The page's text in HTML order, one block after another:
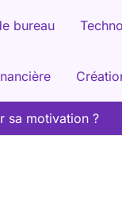
bureau
sa motivation ?